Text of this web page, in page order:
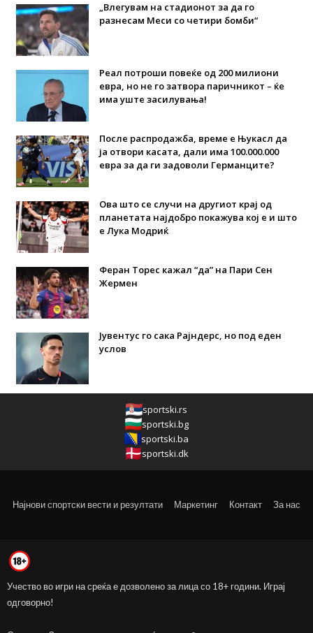
„Влегувам на стадионот за да го
разнесам Меси со четири бомби“
Реал потроши повеќе од 200 милиони
евра, но не го затвора паричникот – ќе
има уште засилувања!
После распродажба, време е Њукасл да
ја отвори касата, дали има 100.000.000
евра за да ги задоволи Германците?
Ова што се случи на другиот крај од
планетата најдобро покажува кој е и што
е Лука Модриќ
Феран Торес кажал “да” на Пари Сен
Жермен
Јувентус го сака Рајндерс, но под еден
услов
sportski.rs
sportski.bg
sportski.ba
sportski.dk
Најнови спортски вести и резултати Маркетинг Контакт За нас
Учество во игри на среќа е дозволено за лица со 18+ години. Играј
одговорно!